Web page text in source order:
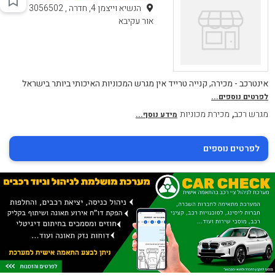
הנשיא וייצמן 4, חדרה , 3056502
אור עקיבא
אינטרכב - מכירה, קנייה טרייד אין מגרש המכוניות האיכותי ביותר בישראל
לפרטים נוספים...
מגרש רכב, מכירת מכוניות מידע נוסף...
לפרטים נוספים